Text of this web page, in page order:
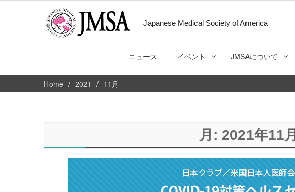
Japanese Medical Society of America
ニュース イベント JMSAについて
Home 2021 11月
月: 2021年11月